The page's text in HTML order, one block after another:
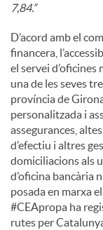
7,84.”
D’acord amb el
financera,
el servei d’oficines
una de les seves
província de
personalitzada i
assegurances,
d’efectiu i altres
domiciliacions als
d’oficina bancària
posada en marxa
#CEApropa ha
rutes per